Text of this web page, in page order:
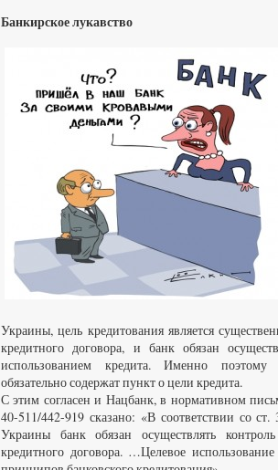
Банкирское лукавство
Украины, цель кредитования является
кредитного договора, и банк обязан
использованием кредита. Именно
обязательно содержат пункт о цели кредита.
С этим согласен и Нацбанк, в нормативном
40-511/442-919 сказано: «В соответствии со ст.
Украины банк обязан осуществлять
кредитного договора. …Целевое